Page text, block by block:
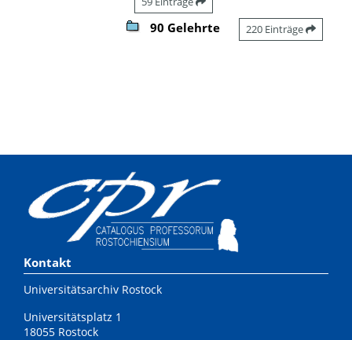
90 Gelehrte 220 Einträge
Kontakt
Universitätsarchiv Rostock
Universitätsplatz 1
18055 Rostock